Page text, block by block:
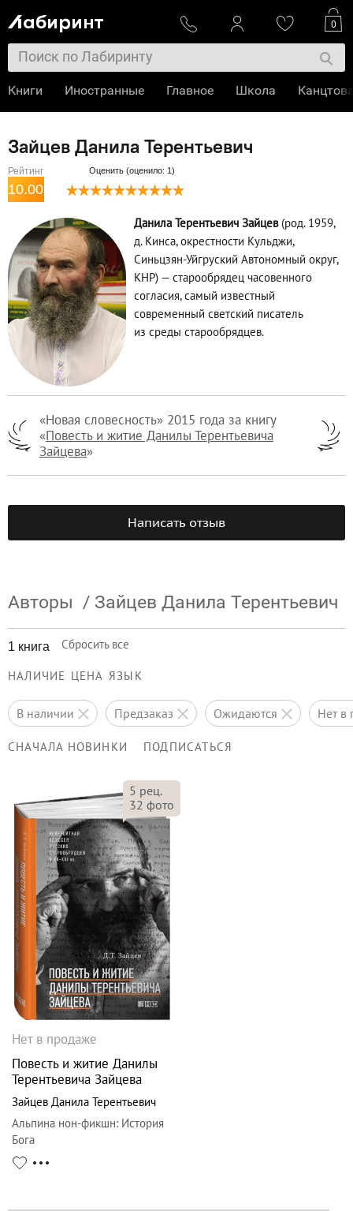
Зайцев Данила Терентьевич
Рейтинг
10.00
Оценить (оценило: 1)
Данила Терентьевич Зайцев(род. 1959,
д. Кинса, окрестности Кульджи,
Синьцзян-Уйгруский Автономный округ,
КНР) — старообрядец часовенного
согласия, самый известный
современный светский писатель
из среды старообрядцев.
«Новая словесность» 2015 года за книгу
«Повесть и житие Данилы Терентьевича
Зайцева»
Написать отзыв
Авторы / Зайцев Данила Терентьевич
1 книга Сбросить все
НАЛИЧИЕ ЦЕНА ЯЗЫК
в наличии предзаказ ожидаются нет
СНАЧАЛА НОВИНКИ ПОДПИСАТЬСЯ
5 рец.
32 фото
Нет в продаже
Повесть и житие Данилы
Терентьевича Зайцева
Зайцев Данила Терентьевич
Альпина нон-фикшн: История
Бога
0
Книги Иностранные Главное Школа